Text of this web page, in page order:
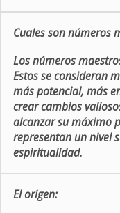
Cuales son números
Los números
Estos se consideran
más potencial, más
crear cambios
alcanzar su máximo
representan un nivel
espiritualidad.
El origen: